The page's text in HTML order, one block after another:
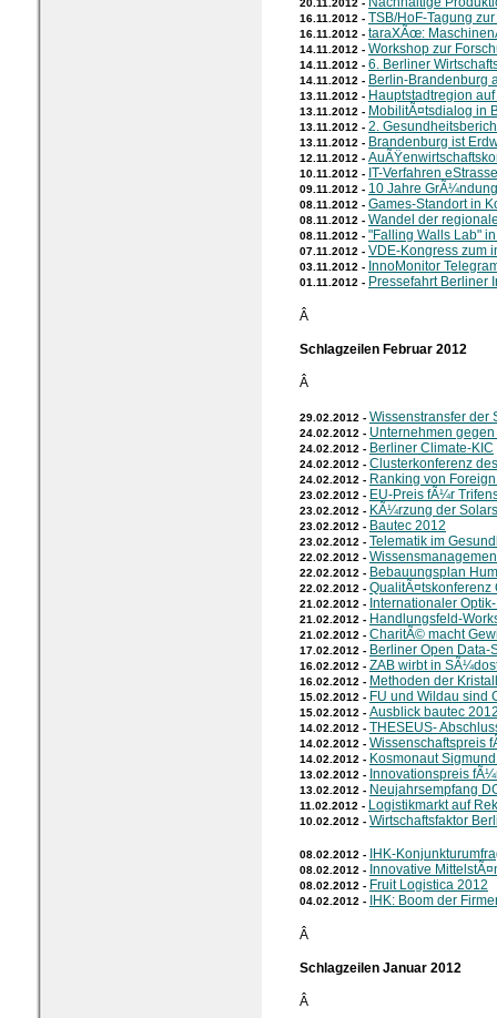
20.11.2012 -
16.11.2012 - TSB/HoF-Tagung
16.11.2012 - taraXÃœ:
14.11.2012 - Workshop zur
14.11.2012 - 6. Berliner
14.11.2012 - Berlin-Brandenburg
13.11.2012 - Hauptstadtregion
13.11.2012 - MobilitÃ¤tsdialog in
13.11.2012 - 2.
13.11.2012 - Brandenburg ist
12.11.2012 -
10.11.2012 - IT-Verfahren eStrasse
09.11.2012 - 10 Jahre
08.11.2012 - Games-Standort in
08.11.2012 - Wandel der
08.11.2012 - "Falling Walls Lab"
07.11.2012 - VDE-Kongress zum
03.11.2012 - InnoMonitor
01.11.2012 - Pressefahrt Berliner
Â
Schlagzeilen Februar 2012
Â
29.02.2012 - Wissenstransfer der
24.02.2012 - Unternehmen
24.02.2012 - Berliner Climate-KIC
24.02.2012 - Clusterkonferenz
24.02.2012 - Ranking von
23.02.2012 - EU-Preis fÃ¼r
23.02.2012 - KÃ¼rzung der
23.02.2012 - Bautec 2012
23.02.2012 - Telematik im
22.02.2012 -
22.02.2012 - Bebauungsplan
22.02.2012 - QualitÃ¤tskonferenz
21.02.2012 - Internationaler
21.02.2012 - Handlungsfeld-
21.02.2012 - CharitÃ© macht
17.02.2012 - Berliner Open Data-
16.02.2012 - ZAB wirbt in
16.02.2012 - Methoden der
15.02.2012 - FU und Wildau sind
15.02.2012 - Ausblick bautec
14.02.2012 - THESEUS-
14.02.2012 - Wissenschaftspreis
14.02.2012 - Kosmonaut
13.02.2012 - Innovationspreis
13.02.2012 - Neujahrsempfang
11.02.2012 - Logistikmarkt auf
10.02.2012 - Wirtschaftsfaktor
08.02.2012 - IHK-
08.02.2012 - Innovative
08.02.2012 - Fruit Logistica 2012
04.02.2012 - IHK: Boom der
Â
Schlagzeilen Januar 2012
Â